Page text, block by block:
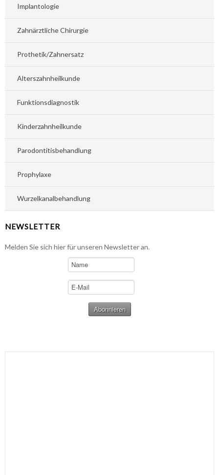
Implantologie
Zahnärztliche Chirurgie
Prothetik/Zahnersatz
Alterszahnheilkunde
Funktionsdiagnostik
Kinderzahnheilkunde
Parodontitisbehandlung
Prophylaxe
Wurzelkanalbehandlung
NEWSLETTER
Melden Sie sich hier für unseren Newsletter an.